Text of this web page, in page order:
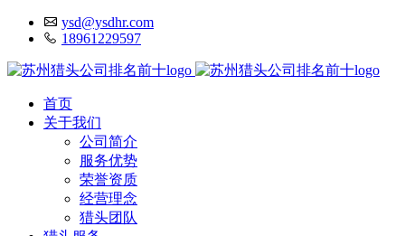
ysd@ysdhr.com
18961229597
首页
关于我们
公司简介
服务优势
荣誉资质
经营理念
猎头团队